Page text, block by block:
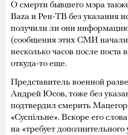
О смерти бывшего мэра
Baza и Рен-ТВ без указания
получили ли они информацию
(сообщения этих СМИ начали
несколько часов после поста
откуда-то еще.
Представитель военной
Андрей Юсов, тоже без
подтвердил смерить
«Суспiльне». Вскоре его
на «требует дополнительного